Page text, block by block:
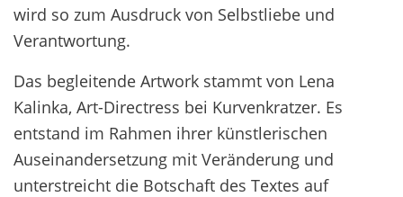
wird so zum Ausdruck von Selbstliebe und
Verantwortung.
Das begleitende Artwork stammt von Lena
Kalinka, Art-Directress bei Kurvenkratzer. Es
entstand im Rahmen ihrer künstlerischen
Auseinandersetzung mit Veränderung und
unterstreicht die Botschaft des Textes auf